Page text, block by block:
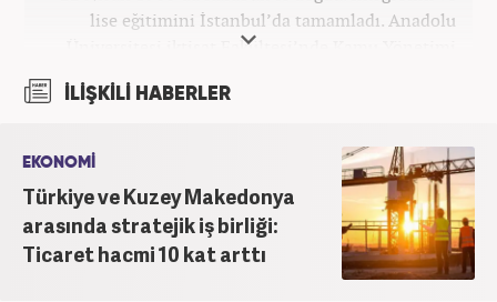
lise eğitimini İstanbul’da tamamladı. Anadolu
Üniversitesi iktisat Fakültesi’nde Kamu Yönetimi
Çalışma hayatına Haber7.com bünyesindeki
İLİŞKİLİ HABERLER
EKONOMİ
Türkiye ve Kuzey Makedonya
arasında stratejik iş birliği:
Ticaret hacmi 10 kat arttı